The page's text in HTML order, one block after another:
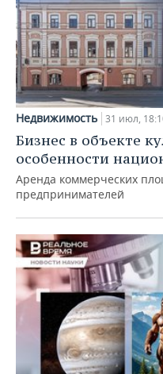
Недвижимость 31 июл,
Бизнес в объекте
особенности
Аренда коммерческих
предпринимателей